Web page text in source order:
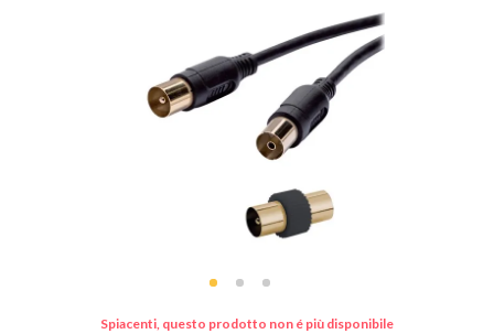
Spiacenti, questo prodotto non é più disponibile